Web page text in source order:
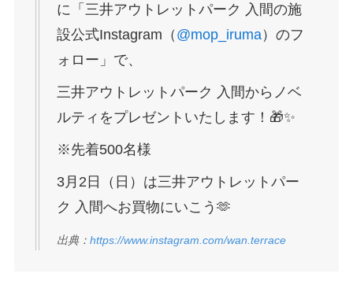
に「三井アウトレットパーク 入間の施
設公式Instagram（ @mop_iruma）のフ
ォロー」で、
三井アウトレットパーク 入間からノベ
ルティをプレゼントいたします！🎁✨
※先着500名様
3月2日（日）は三井アウトレットパー
ク 入間へお買物にいこう🫶
出典： https://www.instagram.com/wan.terrace